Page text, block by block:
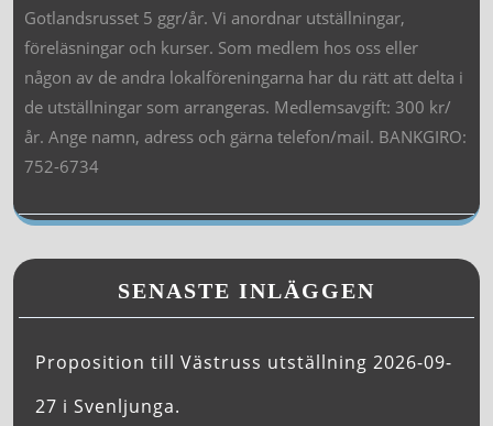
Gotlandsrusset 5 ggr/år. Vi anordnar utställningar,
föreläsningar och kurser. Som medlem hos oss eller
någon av de andra lokalföreningarna har du rätt att delta i
de utställningar som arrangeras. Medlemsavgift: 300 kr/
år. Ange namn, adress och gärna telefon/mail. BANKGIRO:
752-6734
SENASTE INLÄGGEN
Proposition till Västruss utställning 2026-09-
27 i Svenljunga.